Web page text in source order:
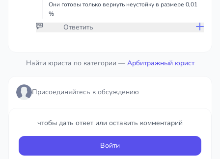
Они готовы только вернуть неустойку в размере 0,01
%
Ответить
Найти юриста по категории — Арбитражный юрист
Присоединяйтесь к обсуждению
чтобы дать ответ или оставить комментарий
Войти